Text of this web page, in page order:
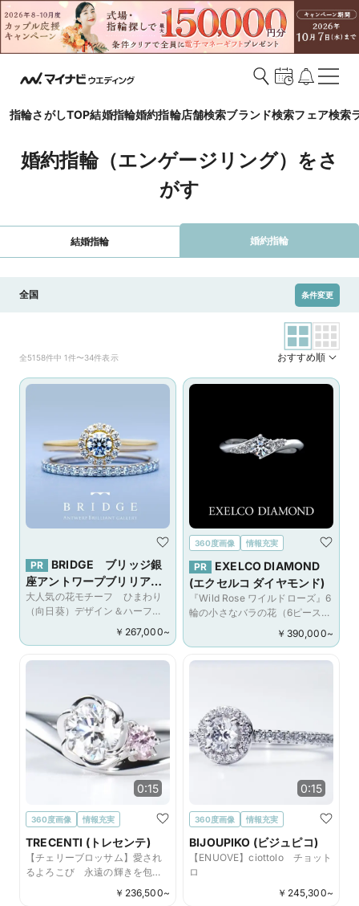
指輪さがしTOP結婚指輪婚約指輪店舗検索ブランド検索フェア検索
婚約指輪（エンゲージリング）をさ
がす
結婚指輪 婚約指輪
全国 条件変更
全5158件中 1件〜34件表示 おすすめ順
PR
BRIDGE ブリッジ銀
座アントワープブリリアン
トギャラリー
大人気の花モチーフ ひまわり
（向日葵）デザイン＆ハーフエ
タニティリングが可愛い
￥ 267,000~
360度画像 情報充実
PR
EXELCO DIAMOND
(エクセルコ ダイヤモンド)
『Wild Rose ワイルドローズ』6
輪の小さなバラの花（6ピースの
ダイヤ）が、薬指の上で咲き誇
￥ 390,000~
0:15
360度画像 情報充実
TRECENTI (トレセンテ)
【チェリーブロッサム】愛され
るよろこび 永遠の輝きを包む
￥ 236,500~
0:15
360度画像 情報充実
BIJOUPIKO (ビジュピコ)
【ENUOVE】ciottolo チョット
ロ
￥ 245,300~